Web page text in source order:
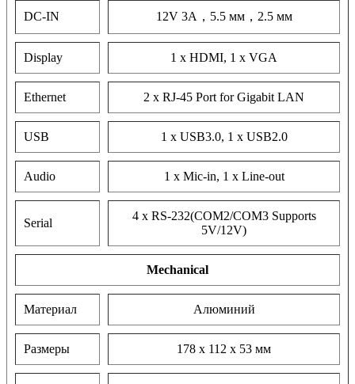
DC-IN 12V 3A，5.5 мм，2.5 мм
Display 1 x HDMI, 1 x VGA
Ethernet 2 x RJ-45 Port for Gigabit LAN
USB 1 x USB3.0, 1 x USB2.0
Audio 1 x Mic-in, 1 x Line-out
Serial
4 x RS-232(COM2/COM3 Supports
5V/12V)
Mechanical
Материал Алюминий
Размеры 178 x 112 x 53 мм